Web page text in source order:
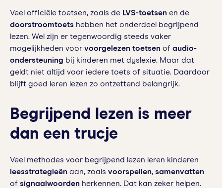
Veel officiële toetsen, zoals de LVS-toetsen en de
doorstroomtoets hebben het onderdeel begrijpend
lezen. Wel zijn er tegenwoordig steeds vaker
mogelijkheden voor voorgelezen toetsen of audio-
ondersteuning bij kinderen met dyslexie. Maar dat
geldt niet altijd voor iedere toets of situatie. Daardoor
blijft goed leren lezen zo ontzettend belangrijk.
Begrijpend lezen is meer
dan een trucje
Veel methodes voor begrijpend lezen leren kinderen
leesstrategieën aan, zoals voorspellen, samenvatten
of signaalwoorden herkennen. Dat kan zeker helpen.